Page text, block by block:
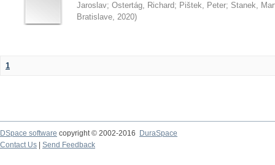
Jaroslav; Ostertág, Richard; Pištek, Peter; Stanek,
Bratislave, 2020)
1
DSpace software copyright © 2002-2016
DuraSpace
Contact Us
Send Feedback